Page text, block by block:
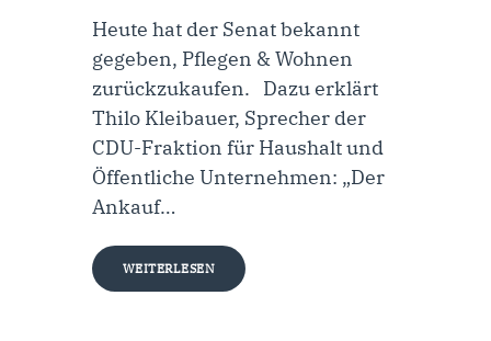
Heute hat der Senat bekannt
gegeben, Pflegen & Wohnen
zurückzukaufen. Dazu erklärt
Thilo Kleibauer, Sprecher der
CDU-Fraktion für Haushalt und
Öffentliche Unternehmen: „Der
Ankauf…
WEITERLESEN